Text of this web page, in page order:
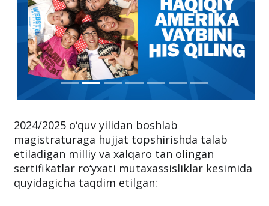
2024/2025 o‘quv yilidan boshlab
magistraturaga hujjat topshirishda talab
etiladigan milliy va xalqaro tan olingan
sertifikatlar ro‘yxati mutaxassisliklar kesimida
quyidagicha taqdim etilgan: